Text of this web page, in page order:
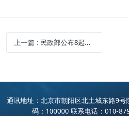
上一篇 : 民政部公布8起假冒行业协会等非法社会组织典型案例
通讯地址：北京市朝阳区北土城东路9
码：100000 联系电话：010-